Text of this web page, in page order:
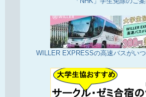
WILLER EXPRESSの高速バスがいつ